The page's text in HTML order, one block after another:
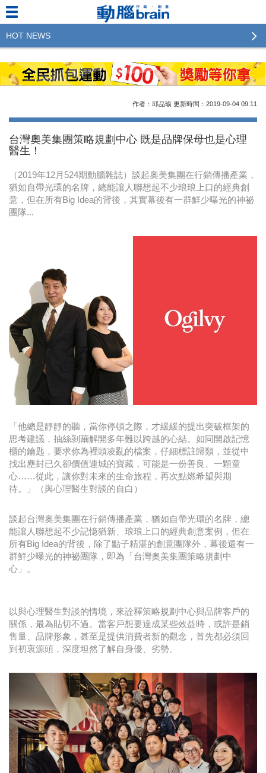
作者：邱品瑜 更新時間：2019-09-04 09:11
台灣奧美集團策略規劃中心 既是品牌保母也是心理
醫生！
（2019年12月524期動腦雜誌）談起奧美集團在行銷傳播產業，
猶如自帶光環的名牌，總能讓人聯想起不少琅琅上口的經典創
意，但在所有Big Idea的背後，其實幕後有一群鮮少曝光的神祕
團隊...
「他總是靜靜的聽，當你停頓之際，才緩緩的提出突破框架的
思考建議，抽絲剝繭解開多年難以跨越的心結。如同開啟記憶
櫃的鑰匙，要求你為裡頭凌亂的檔案，仔細標註歸類，並從中
找出塵封已久卻價值連城的寶藏，可能是一份善良、一顆童
心……從此，讓你對未來的生命旅程，再次點燃希望與期
待。」（與心理醫生對談的自白）
談起台灣奧美集團在行銷傳播產業，猶如自帶光環的名牌，總
能讓人聯想起不少記憶猶新、琅琅上口的經典創意案例，但在
所有Big Idea的背後，除了點子精湛的創意團隊外，幕後還有一
群鮮少曝光的神祕團隊，即為「台灣奧美集團策略規劃中
心」。
以與心理醫生對談的情境，來詮釋策略規劃中心與品牌客戶的
關係，最為貼切不過。當客戶想要達成某些效益時，或許是銷
售量、品牌形象，甚至是提供消費者新的觀念，首先都必須回
到初衷源頭，深度坦然了解自身優、劣勢。
HOT NEWS
2023行銷傳播傑出貢獻獎 啟動徵件！期許參賽作品
更創新及具影響力
2022行銷傳播傑出貢獻獎得獎名單揭曉，近400位行
LINE 推出「AI 肖像」新功能 體驗專業棚拍的高質
感美照
2023台灣民生快消品牌排行 14億次國民消費揭曉品
牌足跡贏家
金獎的代價 牛恆泰：沒人知道我失去什麼！
台灣百事食品 注重品牌體驗創造差異化
黃麗萍：媒體代理商有幫客戶升級的責任！
牛恆泰：媒體產業蛻變關鍵期，數位轉型該怎麼
搞？（上）